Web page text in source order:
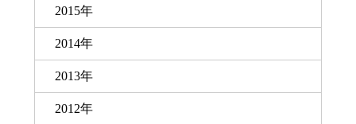
2015年
2014年
2013年
2012年